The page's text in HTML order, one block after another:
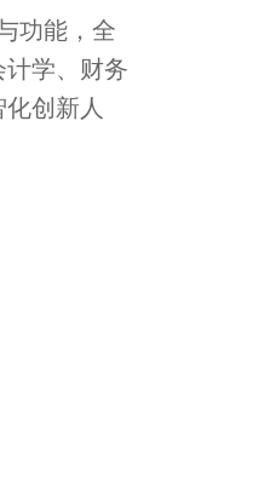
功能，全
学、财务
创新人